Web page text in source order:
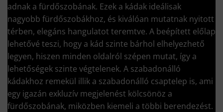
adnak a fürdőszobának. Ezek a kádak ideálisak
nagyobb fürdőszobákhoz, és kiválóan mutatnak nyitott
térben, elegáns hangulatot teremtve. A beépített előlap
lehetővé teszi, hogy a kád szinte bárhol elhelyezhető
legyen, hiszen minden oldalról szépen mutat, így a
lehetőségek szinte végtelenek. A szabadonálló
kádakhoz remekül illik a szabadonálló csaptelep is, ami
egy igazán exkluzív megjelenést kölcsönöz a
fürdőszobának, miközben kiemeli a többi berendezést.